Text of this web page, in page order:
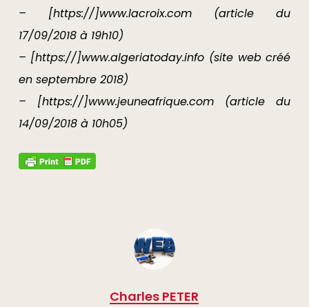
– [https://]www.lacroix.com (article du
17/09/2018 à 19h10)
– [https://]www.algeriatoday.info (site web créé
en septembre 2018)
– [https://]www.jeuneafrique.com (article du
14/09/2018 à 10h05)
Charles PETER